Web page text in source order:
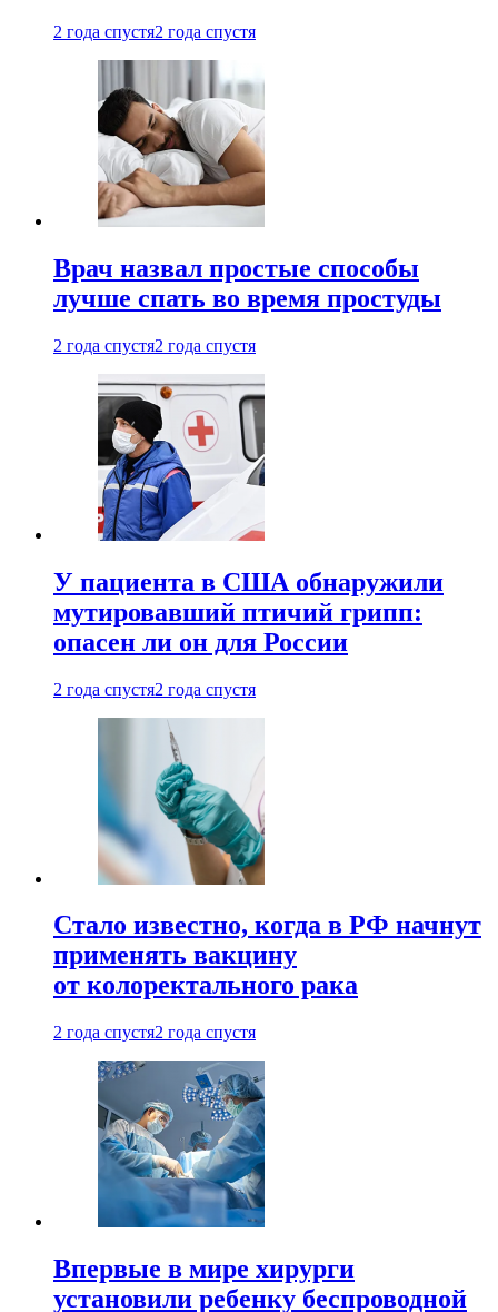
2 года спустя2 года спустя
Врач назвал простые способы
лучше спать во время простуды
2 года спустя2 года спустя
У пациента в США обнаружили
мутировавший птичий грипп:
опасен ли он для России
2 года спустя2 года спустя
Стало известно, когда в РФ начнут
применять вакцину
от колоректального рака
2 года спустя2 года спустя
Впервые в мире хирурги
установили ребенку беспроводной